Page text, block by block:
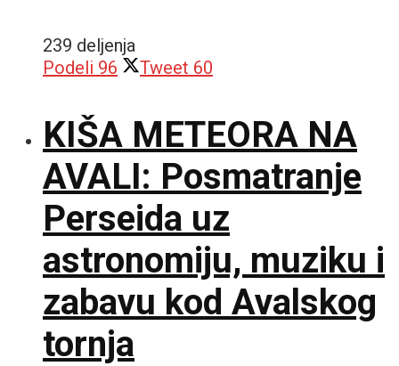
239 deljenja
Podeli 96 Tweet 60
KIŠA METEORA NA
AVALI: Posmatranje
Perseida uz
astronomiju, muziku i
zabavu kod Avalskog
tornja